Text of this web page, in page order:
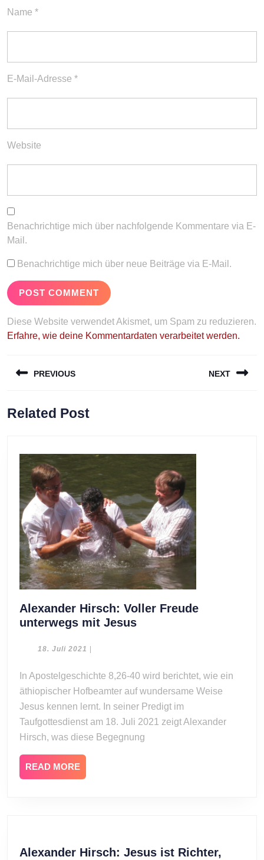
Name *
E-Mail-Adresse *
Website
Benachrichtige mich über nachfolgende Kommentare via E-
Mail.
Benachrichtige mich über neue Beiträge via E-Mail.
Diese Website verwendet Akismet, um Spam zu reduzieren.
Erfahre, wie deine Kommentardaten verarbeitet werden.
PREVIOUS
post:
NEXT
Related Post
Alexander Hirsch: Voller Freude
unterwegs mit JesusAlexander
unterwegs
mit
Jesus
18. Juli 2021 18.
|
äthiopischer Hofbeamter auf wundersame Weise
Jesus kennen lernt. In seiner Predigt im
Taufgottesdienst am 18. Juli 2021 zeigt Alexander
Hirsch, was diese Begegnung
READ MORE
MORE
Alexander Hirsch: Jesus ist Richter,